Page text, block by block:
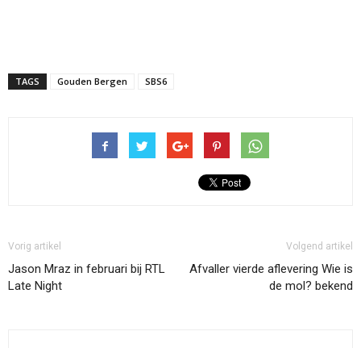
TAGS Gouden Bergen SBS6
Vorig artikel
Jason Mraz in februari bij RTL
Late Night
Volgend artikel
Afvaller vierde aflevering Wie is
de mol? bekend